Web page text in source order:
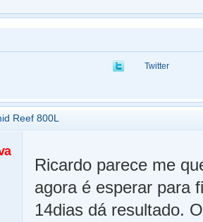
Twitter
Reef 800L
Ricardo parece me
agora é esperar para
14dias dá resultado.